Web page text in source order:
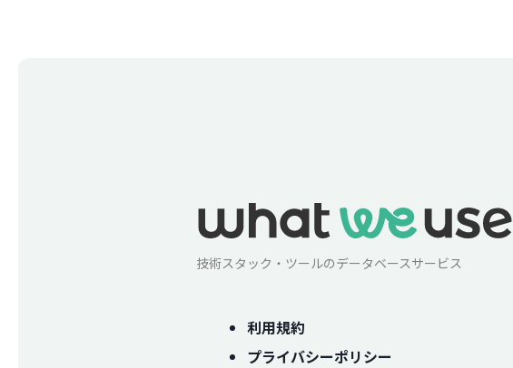
技術スタック・ツールのデータベースサービス
利用規約
プライバシーポリシー